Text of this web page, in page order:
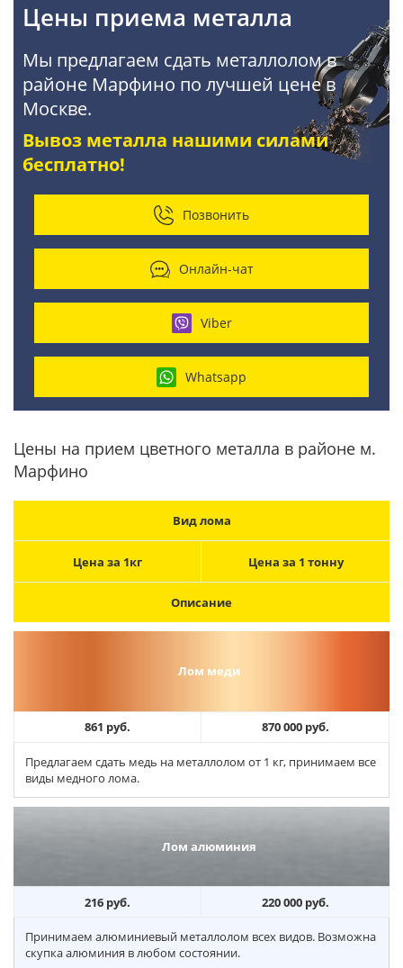
Цены приема металла
Мы предлагаем сдать металлолом в
районе Марфино по лучшей цене в
Москве.
Вывоз металла нашими силами
бесплатно!
Позвонить
Онлайн-чат
Viber
Whatsapp
Цены на прием цветного металла в районе м.
Марфино
Вид лома
Цена за 1кг Цена за 1 тонну
Описание
Лом меди
861 руб. 870 000 руб.
Предлагаем сдать медь на металлолом от 1 кг, принимаем все
виды медного лома.
Лом алюминия
216 руб. 220 000 руб.
Принимаем алюминиевый металлолом всех видов. Возможна
скупка алюминия в любом состоянии.